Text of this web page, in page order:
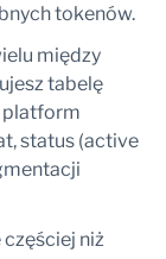
tokenów.
między
tabelę
platform
status (active
częściej niż